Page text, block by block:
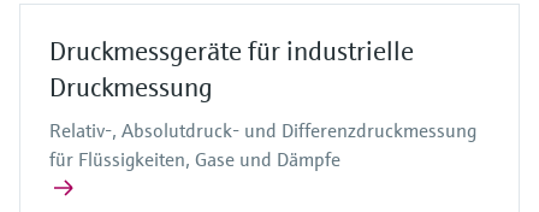
Druckmessgeräte für industrielle
Druckmessung
Relativ-, Absolutdruck- und Differenzdruckmessung
für Flüssigkeiten, Gase und Dämpfe